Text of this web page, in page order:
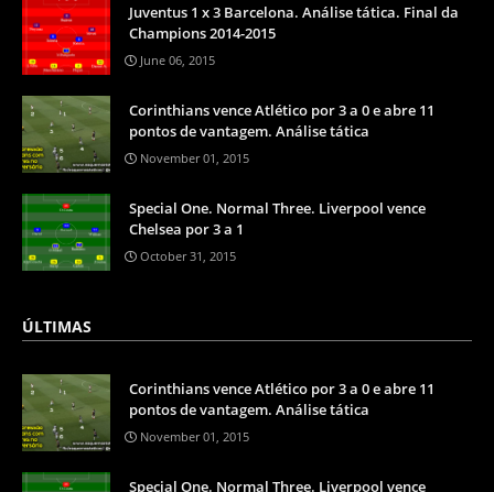
Juventus 1 x 3 Barcelona. Análise tática. Final da
Champions 2014-2015
June 06, 2015
Corinthians vence Atlético por 3 a 0 e abre 11
pontos de vantagem. Análise tática
November 01, 2015
Special One. Normal Three. Liverpool vence
Chelsea por 3 a 1
October 31, 2015
ÚLTIMAS
Corinthians vence Atlético por 3 a 0 e abre 11
pontos de vantagem. Análise tática
November 01, 2015
Special One. Normal Three. Liverpool vence